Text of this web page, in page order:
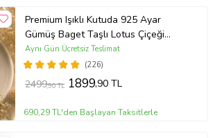
Premium Işıklı Kutuda 925 Ayar
Gümüş Baget Taşlı Lotus Çiçeği
Kolye
(226)
Aynı Gün Ücretsiz Teslimat
2499,90 TL 1899,90 TL
690,29 TL'den Başlayan Taksitlerle